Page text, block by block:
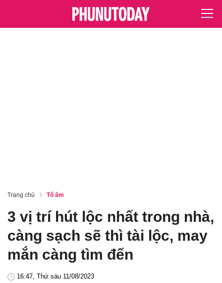
Trang chủ Tổ ấm
3 vị trí hút lộc nhất trong nhà,
càng sạch sẽ thì tài lộc, may
mắn càng tìm đến
16:47, Thứ sáu 11/08/2023